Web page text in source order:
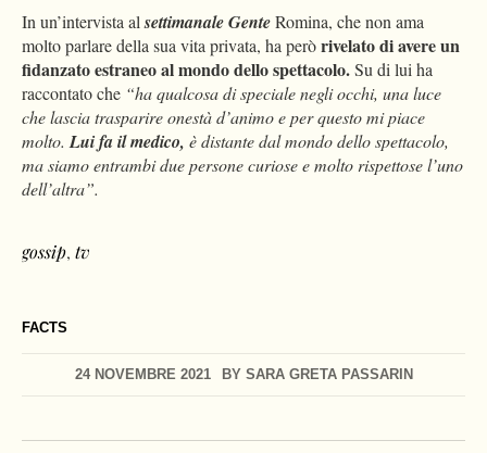
FACTS
24 NOVEMBRE 2021 BY SARA GRETA PASSARIN
In un’intervista alsettimanale GenteRomina, che non ama
molto parlare della sua vita privata, ha peròrivelato di avere un
fidanzato estraneo al mondo dello spettacolo.Su di lui ha
raccontato che “ha qualcosa di speciale negli occhi, una luce
che lascia trasparire onestà d’animo e per questo mi piace
molto.Lui fa il medico, è distante dal mondo dello spettacolo,
ma siamo entrambi due persone curiose e molto rispettose l’uno
dell’altra”.
gossip, tv